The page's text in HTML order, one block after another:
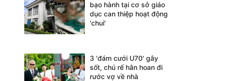
bạo hành tại cơ sở giáo
dục can thiệp hoạt động
'chui'
3 'đám cưới U70' gây
sốt, chú rể hân hoan đi
rước vợ về nhà